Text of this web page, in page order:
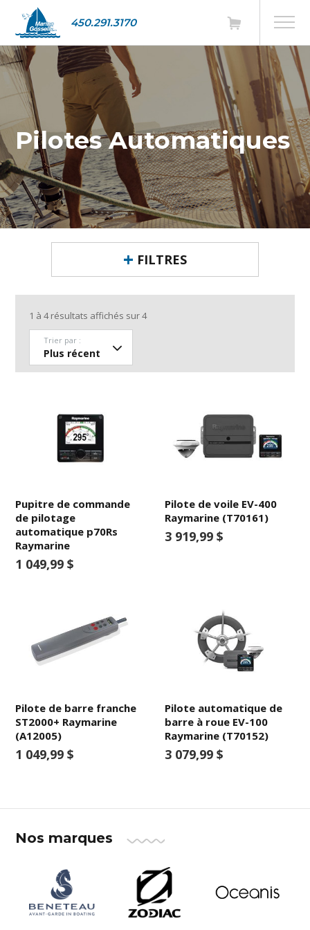
450.291.3170
Pilotes Automatiques
FILTRES
1 à4résultats affichés sur4
Trier par :
Pupitre de commande
de pilotage
automatique p70Rs
Raymarine
1 049,99 $
Pilote de voile EV-400
Raymarine (T70161)
3 919,99 $
Pilote de barre franche
ST2000+ Raymarine
(A12005)
1 049,99 $
Pilote automatique de
barre à roue EV-100
Raymarine (T70152)
3 079,99 $
Nos marques